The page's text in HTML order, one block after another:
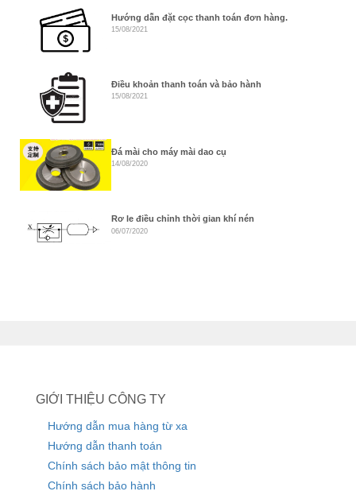
Hướng dẫn đặt cọc thanh toán đơn hàng.
15/08/2021
Điều khoản thanh toán và bảo hành
15/08/2021
Đá mài cho máy mài dao cụ
14/08/2020
Rơ le điều chỉnh thời gian khí nén
06/07/2020
GIỚI THIỆU CÔNG TY
Hướng dẫn mua hàng từ xa
Hướng dẫn thanh toán
Chính sách bảo mật thông tin
Chính sách bảo hành